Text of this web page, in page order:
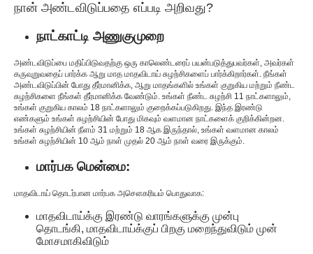
நான் அண்டவிடுப்பதை எப்படி அறிவது?
நாட்காட்டி அணுகுமுறை
அண்டவிடுப்பை மதிப்பிடுவதற்கு ஒரு காலெண்டரைப் பயன்படுத்துபவர்கள், அவர்கள்
கருவுறுவதைப் பார்க்க ஆறு மாத மாதவிடாய் சுழற்சிகளைப் பார்க்கிறார்கள். நீங்கள்
அண்டவிடுப்பின் போது தீர்மானிக்க, ஆறு மாதங்களில் உங்கள் குறுகிய மற்றும் நீண்ட
சுழற்சிகளை நீங்கள் தீர்மானிக்க வேண்டும். உங்கள் நீண்ட சுழற்சி 11 நாட்களாலும்,
உங்கள் குறுகிய காலம் 18 நாட்களாலும் குறைக்கப்படுகிறது. இந்த இரண்டு
எண்களும் உங்கள் சுழற்சியின் போது மிகவும் வளமான நாட்களைக் குறிக்கின்றன.
உங்கள் சுழற்சியின் நீளம் 31 மற்றும் 18 ஆக இருந்தால், உங்கள் வளமான காலம்
உங்கள் சுழற்சியின் 10 ஆம் நாள் முதல் 20 ஆம் நாள் வரை இருக்கும்.
மார்பக மென்மை:
மாதவிடாய் தொடர்பான மார்பக அசௌகரியம் பொதுவாக:
மாதவிடாய்க்கு இரண்டு வாரங்களுக்கு முன்பு
தொடங்கி, மாதவிடாய்க்குப் பிறகு மறைந்துவிடும் முன்
மோசமாகிவிடும்